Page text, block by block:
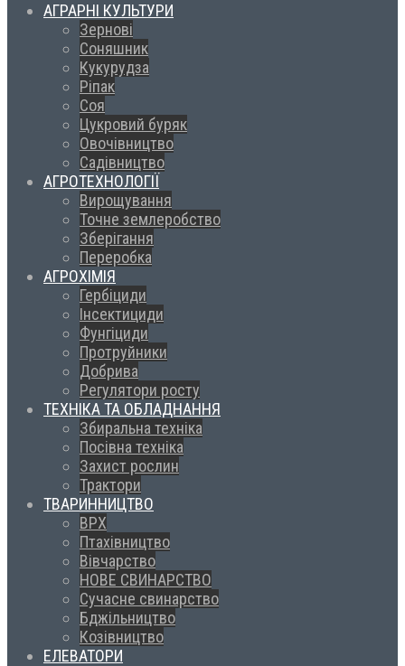
АГРАРНІ КУЛЬТУРИ
Зернові
Соняшник
Кукурудза
Ріпак
Соя
Цукровий буряк
Овочівництво
Садівництво
АГРОТЕХНОЛОГІЇ
Вирощування
Точне землеробство
Зберігання
Переробка
АГРОХІМІЯ
Гербіциди
Інсектициди
Фунгіциди
Протруйники
Добрива
Регулятори росту
ТЕХНІКА ТА ОБЛАДНАННЯ
Збиральна техніка
Посівна техніка
Захист рослин
Трактори
ТВАРИННИЦТВО
ВРХ
Птахівництво
Вівчарство
НОВЕ СВИНАРСТВО
Сучасне свинарство
Бджільництво
Козівництво
ЕЛЕВАТОРИ